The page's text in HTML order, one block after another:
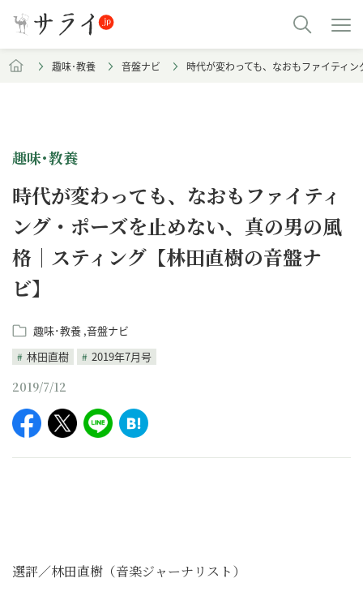
趣味･教養 音盤ナビ 時代が変わっても、なおもファイティ
趣味･教養
時代が変わっても、なおもファイティ
ング・ポーズを止めない、真の男の風
格｜スティング【林田直樹の音盤ナ
ビ】
趣味･教養 音盤ナビ
林田直樹
2019年7月号
2019/7/12
選評／林田直樹（音楽ジャーナリスト）